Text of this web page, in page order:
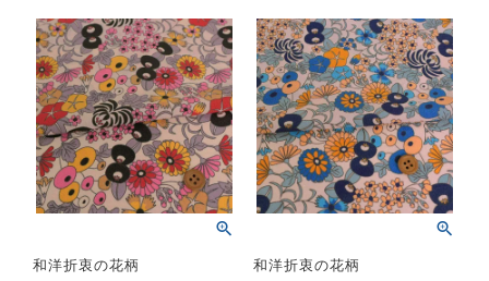
和洋折衷の花柄
和洋折衷の花柄